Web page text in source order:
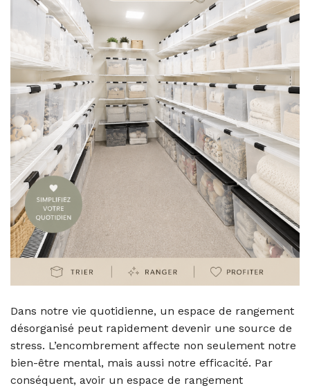
Dans notre vie quotidienne, un espace de rangement
désorganisé peut rapidement devenir une source de
stress. L’encombrement affecte non seulement notre
bien-être mental, mais aussi notre efficacité. Par
conséquent, avoir un espace de rangement